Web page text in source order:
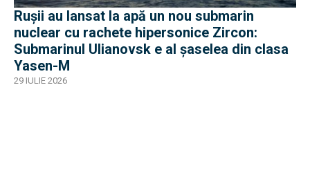
Rușii au lansat la apă un nou submarin
nuclear cu rachete hipersonice Zircon:
Submarinul Ulianovsk e al șaselea din clasa
Yasen-M
29 IULIE 2026